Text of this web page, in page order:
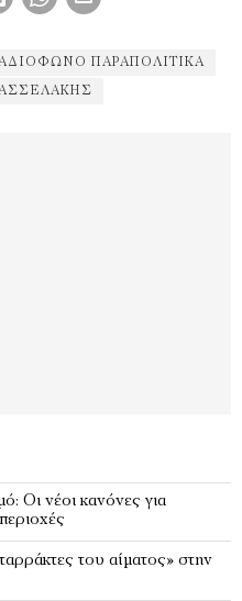
ΠΑΡΑΠΟΛΙΤΙΚΆ
Οι νέοι κανόνες για
του αίματος» στην